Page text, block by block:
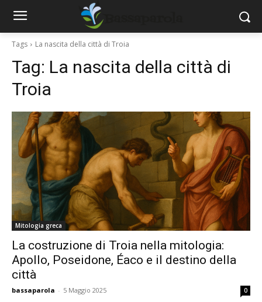
Tags La nascita della città di Troia
Tag: La nascita della città di
Troia
Mitologia greca
La costruzione di Troia nella mitologia:
Apollo, Poseidone, Éaco e il destino della
città
bassaparola - 5 Maggio 2025 0